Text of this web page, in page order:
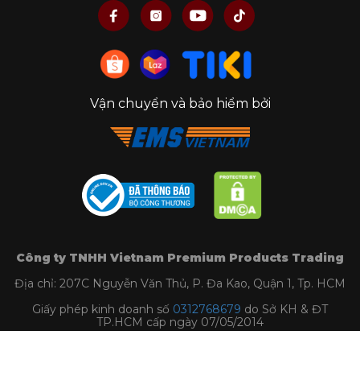
Vận chuyển và bảo hiểm bởi
Công ty TNHH Vietnam Premium Products Trading
Địa chỉ: 207C Nguyễn Văn Thủ, P. Đa Kao, Quận 1, Tp. HCM
Giấy phép kinh doanh số 0312768679 do Sở KH & ĐT
TP.HCM cấp ngày 07/05/2014